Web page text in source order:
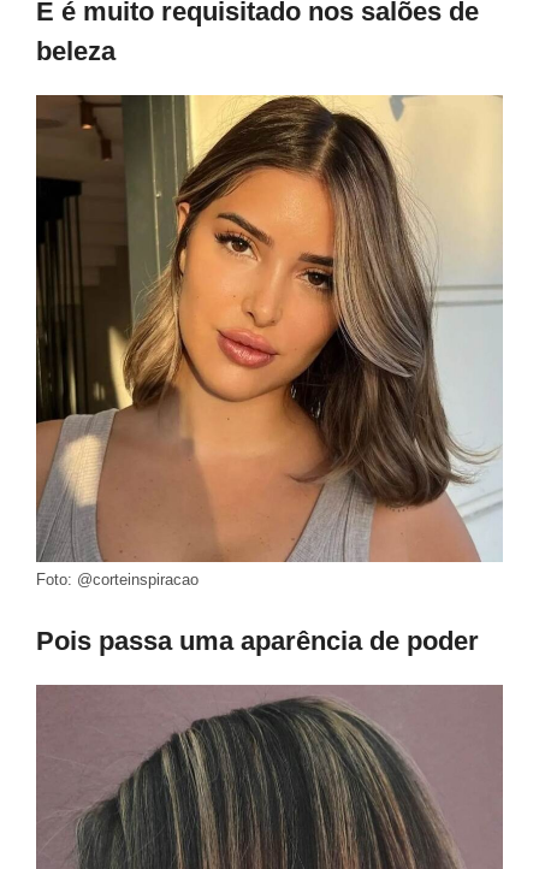
E é muito requisitado nos salões de
beleza
Foto: @corteinspiracao
Pois passa uma aparência de poder